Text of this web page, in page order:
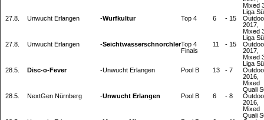
Mixed
Liga
27.8.
Unwucht Erlangen -Wurfkultur Top 4 6 - 15
2017,
Mixed
Liga
27.8.
Unwucht Erlangen -SeichtwasserschnorchlerTop 4
Finals
11 - 15
2017,
Mixed
Liga
28.5.
Disc-o-Fever -Unwucht Erlangen Pool B 13 - 7
2016,
Mixed
Quali
28.5.
NextGen Nürnberg -Unwucht Erlangen Pool B 6 - 8
2016,
Mixed
Quali